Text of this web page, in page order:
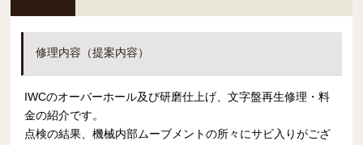
修理内容（提案内容）
IWCのオーバーホール及び研磨仕上げ、文字盤再生修理・料
金の紹介です。
点検の結果、機械内部ムーブメントの所々にサビ入りがござ